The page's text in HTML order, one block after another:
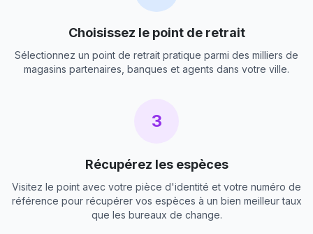
Choisissez le point de retrait
Sélectionnez un point de retrait pratique parmi des milliers de
magasins partenaires, banques et agents dans votre ville.
3
Récupérez les espèces
Visitez le point avec votre pièce d'identité et votre numéro de
référence pour récupérer vos espèces à un bien meilleur taux
que les bureaux de change.